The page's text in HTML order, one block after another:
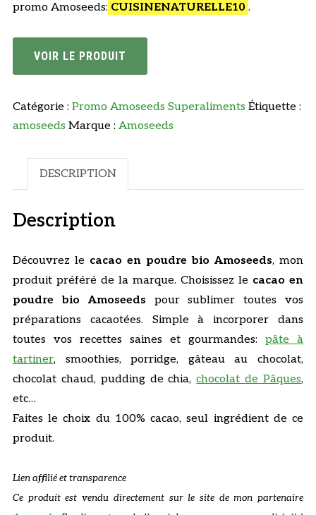
promo Amoseeds: CUISINENATURELLE10 .
VOIR LE PRODUIT
Catégorie : Promo Amoseeds Superaliments Étiquette :
amoseeds Marque : Amoseeds
DESCRIPTION
Description
Découvrez le cacao en poudre bio Amoseeds, mon
produit préféré de la marque. Choisissez le cacao en
poudre bio Amoseeds pour sublimer toutes vos
préparations cacaotées. Simple à incorporer dans
toutes vos recettes saines et gourmandes:pâte à
tartiner, smoothies, porridge, gâteau au chocolat,
chocolat chaud, pudding de chia,chocolat de Pâques,
etc…
Faites le choix du 100% cacao, seul ingrédient de ce
produit.
Lien affilié et transparence
Ce produit est vendu directement sur le site de mon partenaire